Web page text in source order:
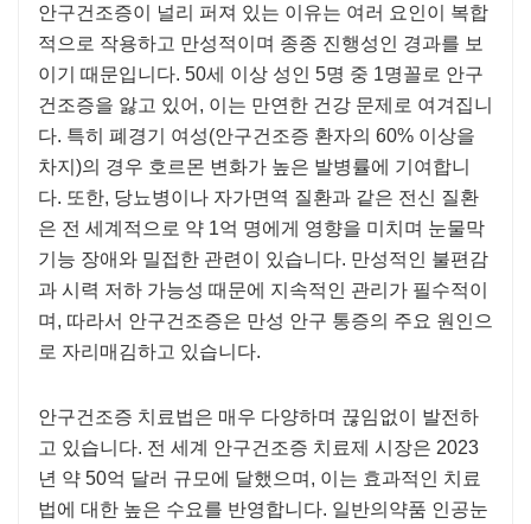
안구건조증이 널리 퍼져 있는 이유는 여러 요인이 복합
적으로 작용하고 만성적이며 종종 진행성인 경과를 보
이기 때문입니다. 50세 이상 성인 5명 중 1명꼴로 안구
건조증을 앓고 있어, 이는 만연한 건강 문제로 여겨집니
다. 특히 폐경기 여성(안구건조증 환자의 60% 이상을
차지)의 경우 호르몬 변화가 높은 발병률에 기여합니
다. 또한, 당뇨병이나 자가면역 질환과 같은 전신 질환
은 전 세계적으로 약 1억 명에게 영향을 미치며 눈물막
기능 장애와 밀접한 관련이 있습니다. 만성적인 불편감
과 시력 저하 가능성 때문에 지속적인 관리가 필수적이
며, 따라서 안구건조증은 만성 안구 통증의 주요 원인으
로 자리매김하고 있습니다.
안구건조증 치료법은 매우 다양하며 끊임없이 발전하
고 있습니다. 전 세계 안구건조증 치료제 시장은 2023
년 약 50억 달러 규모에 달했으며, 이는 효과적인 치료
법에 대한 높은 수요를 반영합니다. 일반의약품 인공눈